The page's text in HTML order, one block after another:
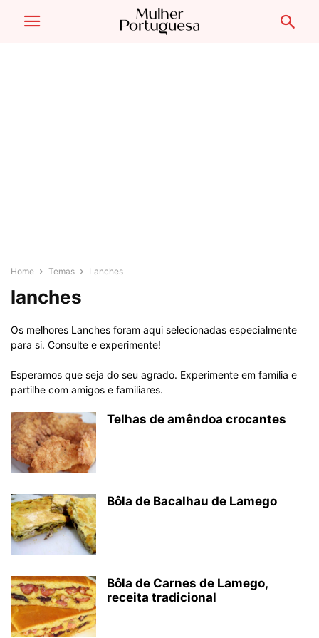
Home Temas Lanches
lanches
Os melhores Lanches foram aqui selecionadas especialmente
para si. Consulte e experimente!
Esperamos que seja do seu agrado. Experimente em família e
partilhe com amigos e familiares.
Telhas de amêndoa crocantes
Bôla de Bacalhau de Lamego
Bôla de Carnes de Lamego,
receita tradicional